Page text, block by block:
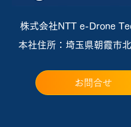
株式会社NTT e-Drone
本社住所：埼玉県朝霞市
お問合せ